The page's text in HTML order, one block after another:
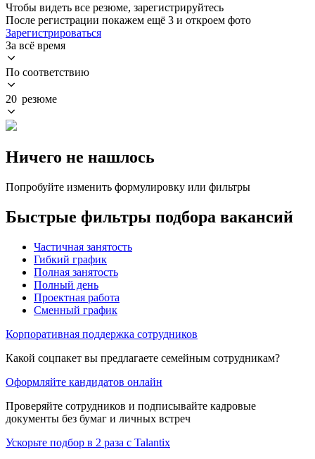
Чтобы видеть все резюме, зарегистрируйтесь
После регистрации покажем ещё 3 и откроем фото
Зарегистрироваться
За всё время
По соответствию
20 резюме
Ничего не нашлось
Попробуйте изменить формулировку или фильтры
Быстрые фильтры подбора вакансий
Частичная занятость
Гибкий график
Полная занятость
Полный день
Проектная работа
Сменный график
Корпоративная поддержка сотрудников
Какой соцпакет вы предлагаете семейным сотрудникам?
Оформляйте кандидатов онлайн
Проверяйте сотрудников и подписывайте кадровые
документы без бумаг и личных встреч
Ускорьте подбор в 2 раза с Talantix